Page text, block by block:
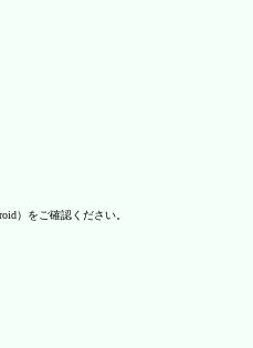
）をご確認ください。